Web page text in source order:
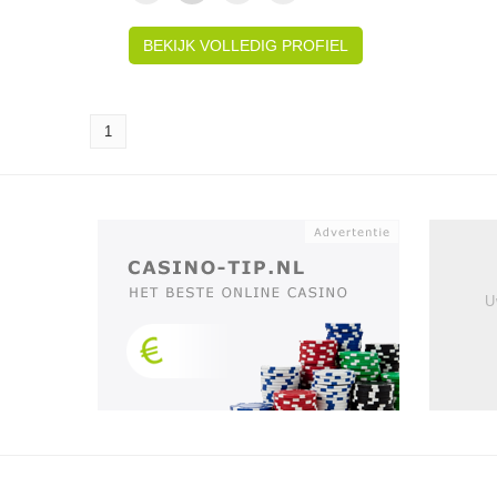
BEKIJK VOLLEDIG PROFIEL
1